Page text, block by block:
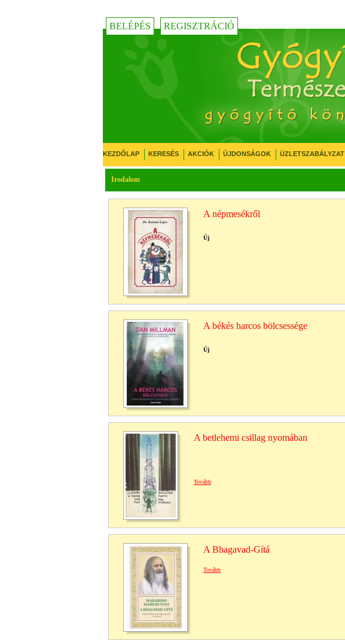
BELÉPÉS REGISZTRÁCIÓ
KEZDŐLAP KERESÉS AKCIÓK ÚJDONSÁGOK ÜZLETSZABÁLYZAT
Irodalom
A népmesékről
Új
A békés harcos bölcsessége
Új
A betlehemi csillag nyomában
Tovább
A Bhagavad-Gítá
Tovább